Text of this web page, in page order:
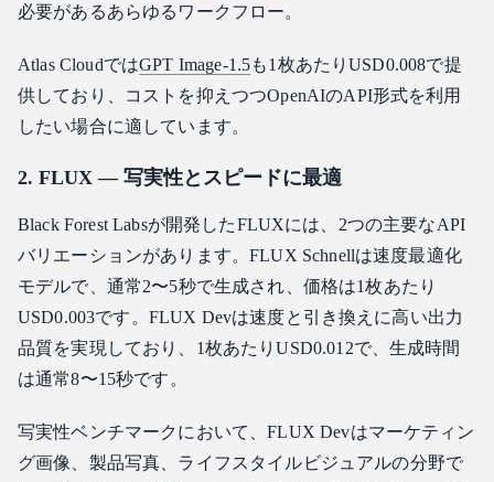
必要があるあらゆるワークフロー。
Atlas CloudではGPT Image-1.5も1枚あたりUSD0.008で提
供しており、コストを抑えつつOpenAIのAPI形式を利用
したい場合に適しています。
2. FLUX — 写実性とスピードに最適
Black Forest Labsが開発したFLUXには、2つの主要なAPI
バリエーションがあります。FLUX Schnellは速度最適化
モデルで、通常2〜5秒で生成され、価格は1枚あたり
USD0.003です。FLUX Devは速度と引き換えに高い出力
品質を実現しており、1枚あたりUSD0.012で、生成時間
は通常8〜15秒です。
写実性ベンチマークにおいて、FLUX Devはマーケティン
グ画像、製品写真、ライフスタイルビジュアルの分野で